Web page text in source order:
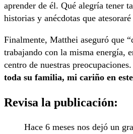
aprender de él. Qué alegría tener
historias y anécdotas que
Finalmente, Matthei aseguró que
trabajando con la misma energía,
centro de nuestras preocupaciones.
toda su familia, mi cariño en
Revisa la publicación:
Hace 6 meses nos dejó un